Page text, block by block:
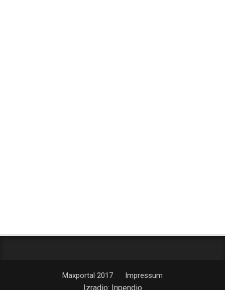
Maxportal 2017 Impressum
Izradio: Inpendio